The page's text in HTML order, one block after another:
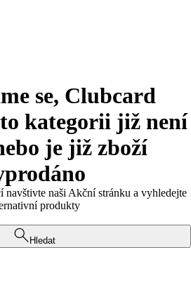
se, Clubcard
kategorii již není
je již zboží
navštivte naši Akční stránku a vyhledejte
produkty
Hledat